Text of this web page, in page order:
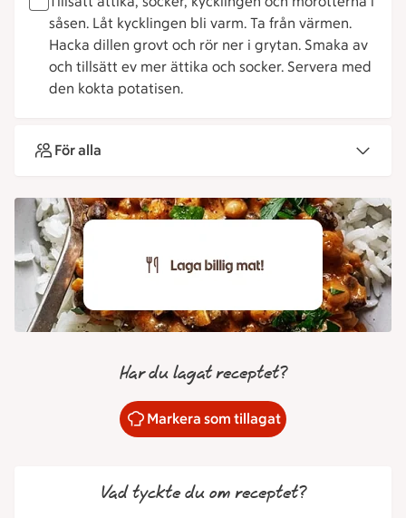
såsen. Låt kycklingen bli varm. Ta från värmen.
Hacka dillen grovt och rör ner i grytan. Smaka av
och tillsätt ev mer ättika och socker. Servera med
den kokta potatisen.
För alla
Har du lagat receptet?
Markera som tillagat
Vad tyckte du om receptet?